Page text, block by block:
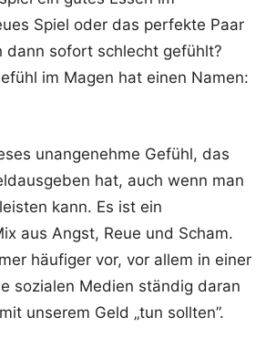
Spiel oder das perfekte Paar
dann sofort schlecht gefühlt?
im Magen hat einen Namen:
unangenehme Gefühl, das
hat, auch wenn man
kann. Es ist ein
aus Angst, Reue und Scham.
häufiger vor, vor allem in einer
sozialen Medien ständig daran
unserem Geld „tun sollten”.